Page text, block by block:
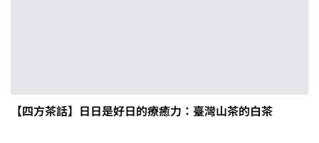
【四方茶話】日日是好日的療癒力：臺灣山茶的白茶